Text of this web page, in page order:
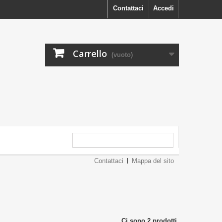
Accedi
Contattaci
Carrello (vuoto)
Contattaci Mappa del sito